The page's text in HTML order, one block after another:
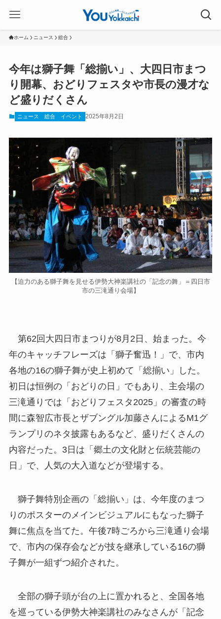
ホーム ニュース 総合
今年は獅子舞「総揃い」、大四日市まつ
り開幕、おどりフェスタや市長の漫才な
ど盛りだくさん
ニュース 総合 イベント 2025年8月2日
【迫力のある獅子舞を見せる伊勢大神楽講社の「記念の舞」＝四日市
市の三滝通り会場】
第62回大四日市まつりが8月2日、始まった。今
年のキャッチフレーズは「獅子奮迅！」で、市内
各地の16の獅子舞が史上初めて「総揃い」した。
初日は恒例の「おどりの日」でもあり、主会場の
三滝通りでは「おどりフェスタ2025」の審査の時
間に森智広市長とザブングル加藤さんによるM1グ
ランプリのネタ披露もあるなど、盛りだくさんの
内容だった。3日は「郷土の文化財と伝統芸能の
日」で、人気の大入道などが登場する。
獅子舞特別企画の「総揃い」は、今年度のまつ
りのポスターのメインビジュアルにもなった獅子
舞に焦点を当てた。午後7時ごろから三滝通り会場
で、市内の保存会などが技を継承している16の獅
子舞が一組ずつ紹介された。
全部の獅子頭が台の上に置かれると、全国各地
を巡っている伊勢大神楽講社のみなさんが「記念